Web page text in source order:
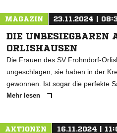
MAGAZIN 23.11.2024 |
DIE UNBESIEGBAREN
ORLISHAUSEN
Die Frauen des SV Frohndorf-
ungeschlagen, sie haben in der
gewonnen. Ist sogar die perfekte
Mehr lesen
AKTIONEN 16.11.2024 |